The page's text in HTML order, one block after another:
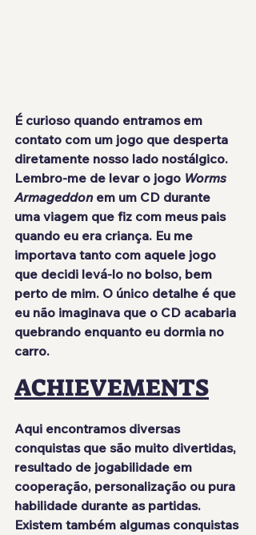
É curioso quando entramos em
contato com um jogo que desperta
diretamente nosso lado nostálgico.
Lembro-me de levar o jogo Worms
Armageddon em um CD durante
uma viagem que fiz com meus pais
quando eu era criança. Eu me
importava tanto com aquele jogo
que decidi levá-lo no bolso, bem
perto de mim. O único detalhe é que
eu não imaginava que o CD acabaria
quebrando enquanto eu dormia no
carro.
ACHIEVEMENTS
Aqui encontramos diversas
conquistas que são muito divertidas,
resultado de jogabilidade em
cooperação, personalização ou pura
habilidade durante as partidas.
Existem também algumas conquistas